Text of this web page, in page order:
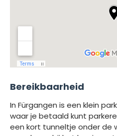
Bereikbaarheid
In Fürgangen is een klein
waar je betaald kunt
een kort tunneltje onder de